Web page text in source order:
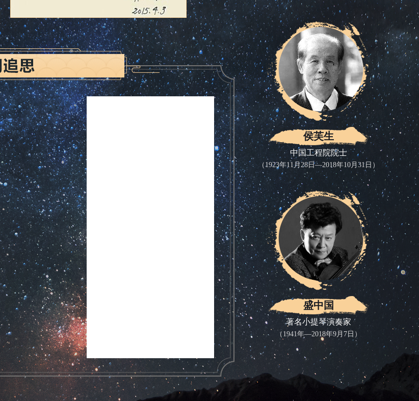
世纪70年代，为了解决几何定理机器证明和
珍计算器和台式计算机上编制计算程序。那时，
进入机房后就八九个小时不间断工作，下午五点
晚七点钟又回到机房工作，午夜时分回家。如此
越来越多。坚持做科研可能是中国科学家的特
后仍在做科研，甚至八十岁后还在做。”对于吴文
不止，他从不放弃研究。
个人做什么工作，都是在整个社会、国家的支
们是踩在许多老师、朋友、整个社会的肩膀上才
呢？我想，只有让人踩在我的肩膀上再上去一
下去。”
激和怀念。他曾回忆，1946年前后，受陈省
、生计所迫一度中断的数学研究得以重新开始。
弃数学研究不是心甘情愿，是苦闷了好些年，没
助让他“等于是从火坑里逃出来了”。
，不断鼓励和帮助后辈，并终生矢志不渝地
站在讲台上传道授业，为数学院研究生作了题
问题。参与者回忆，在近两个小时的过程中，吴
数学机械化重点实验室，对“吴方法”和“吴消
的高水平数学机械化研究队伍，在国际上被称
、机器人机构的位置分析、智能计算机辅助等
侯芙生
中国工程院院士
（1923年11月28日—2018年10月31日）
盛中国
著名小提琴演奏家
（1941年—2018年9月7日）